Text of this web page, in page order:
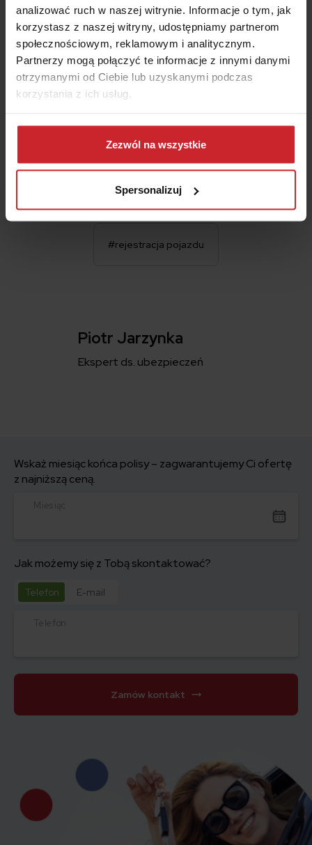
analizować ruch w naszej witrynie. Informacje o tym, jak
korzystasz z naszej witryny, udostępniamy partnerom
społecznościowym, reklamowym i analitycznym.
Partnerzy mogą połączyć te informacje z innymi danymi
otrzymanymi od Ciebie lub uzyskanymi podczas
korzystania z ich usług.
Dowiedz się więcej na temat tego, kim jesteśmy, jak
można się z nami skontaktować i w jaki sposób
przetwarzamy dane osobowe w ramachPolityki
Zezwól na wszystkie
Spersonalizuj
Data urodzenia właściciela pojazdu
AkceptujęRegulamin świadczenia usług drogą
elektroniczną i zawierania umów na odległość oraz
Informacjeo multiagencie i administratorze danych.
#rejestracja pojazdu
Piotr Jarzynka
Ekspert ds. ubezpieczeń
Wskaż miesiąc końca polisy – zagwarantujemy Ci ofertę
z najniższą ceną.
Miesiąc
Jak możemy się z Tobą skontaktować?
Telefon E-mail
Telefon
Zamów kontakt